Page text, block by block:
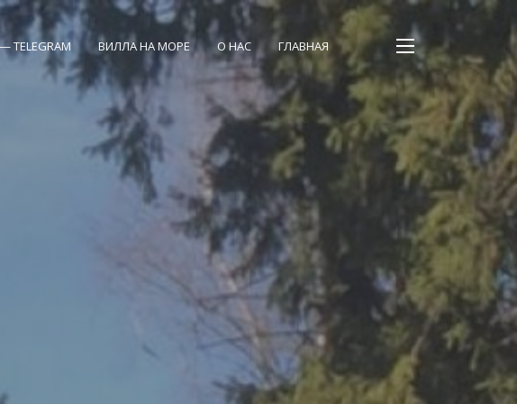
3 ночей на выходные баня в субботу включена в цену
— TELEGRAM ВИЛЛА НА МОРЕ О НАС ГЛАВНАЯ